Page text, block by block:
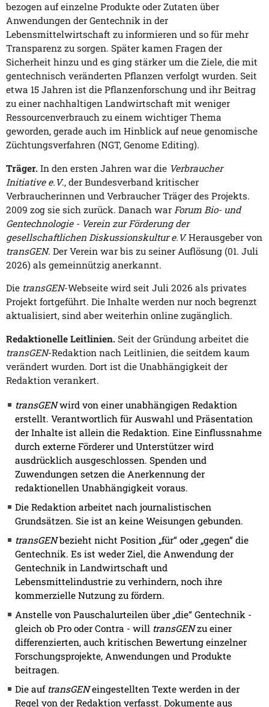
bezogen auf einzelne Produkte oder Zutaten über
Anwendungen der Gentechnik in der
Lebensmittelwirtschaft zu informieren und so für mehr
Transparenz zu sorgen. Später kamen Fragen der
Sicherheit hinzu und es ging stärker um die Ziele, die mit
gentechnisch veränderten Pflanzen verfolgt wurden. Seit
etwa 15 Jahren ist die Pflanzenforschung und ihr Beitrag
zu einer nachhaltigen Landwirtschaft mit weniger
Ressourcenverbrauch zu einem wichtiger Thema
geworden, gerade auch im Hinblick auf neue genomische
Züchtungsverfahren (NGT, Genome Editing).
Träger. In den ersten Jahren war die Verbraucher
Initiative e.V., der Bundesverband kritischer
Verbraucherinnen und Verbraucher Träger des Projekts.
2009 zog sie sich zurück. Danach war Forum Bio- und
Gentechnologie - Verein zur Förderung der
gesellschaftlichen Diskussionskultur e.V.Herausgeber von
transGEN. Der Verein war bis zu seiner Auflösung (01. Juli
2026) als gemeinnützig anerkannt.
Die transGEN-Webseite wird seit Juli 2026 als privates
Projekt fortgeführt. Die Inhalte werden nur noch begrenzt
aktualisiert, sind aber weiterhin online zugänglich.
Redaktionelle Leitlinien. Seit der Gründung arbeitet die
transGEN-Redaktion nach Leitlinien, die seitdem kaum
verändert wurden. Dort ist die Unabhängigkeit der
Redaktion verankert.
transGENwird von einer unabhängigen Redaktion
erstellt. Verantwortlich für Auswahl und Präsentation
der Inhalte ist allein die Redaktion. Eine Einflussnahme
durch externe Förderer und Unterstützer wird
ausdrücklich ausgeschlossen. Spenden und
Zuwendungen setzen die Anerkennung der
redaktionellen Unabhängigkeit voraus.
Die Redaktion arbeitet nach journalistischen
Grundsätzen. Sie ist an keine Weisungen gebunden.
transGENbezieht nicht Position „für“ oder „gegen“ die
Gentechnik. Es ist weder Ziel, die Anwendung der
Gentechnik in Landwirtschaft und
Lebensmittelindustrie zu verhindern, noch ihre
kommerzielle Nutzung zu fördern.
Anstelle von Pauschalurteilen über „die“ Gentechnik -
gleich ob Pro oder Contra - will transGENzu einer
differenzierten, auch kritischen Bewertung einzelner
Forschungsprojekte, Anwendungen und Produkte
beitragen.
Die auf transGENeingestellten Texte werden in der
Regel von der Redaktion verfasst. Dokumente aus